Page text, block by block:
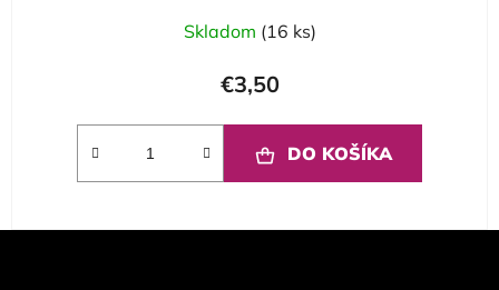
Skladom (16 ks)
€3,50
DO KOŠÍKA